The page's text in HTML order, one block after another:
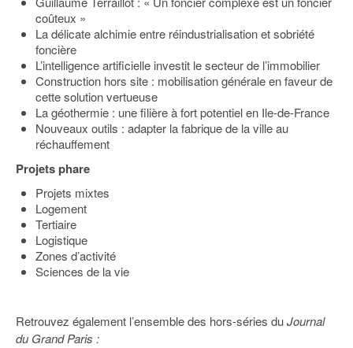
coûteux »
La délicate alchimie entre réindustrialisation et sobriété
foncière
L’intelligence artificielle investit le secteur de l’immobilier
Construction hors site : mobilisation générale en faveur de
cette solution vertueuse
La géothermie : une filière à fort potentiel en Ile-de-France
Nouveaux outils : adapter la fabrique de la ville au
réchauffement
Projets phare
Projets mixtes
Logement
Tertiaire
Logistique
Zones d’activité
Sciences de la vie
Retrouvez également l’ensemble des hors-séries duJournal
du Grand Paris :